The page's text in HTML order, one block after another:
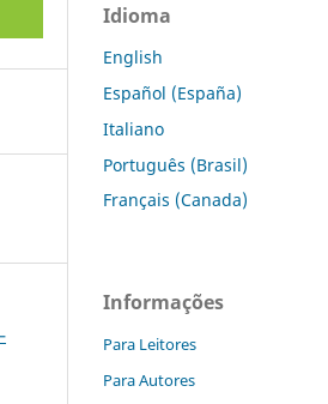
Idioma
English
Español (España)
Italiano
Português (Brasil)
Français (Canada)
Informações
Para Leitores
Para Autores